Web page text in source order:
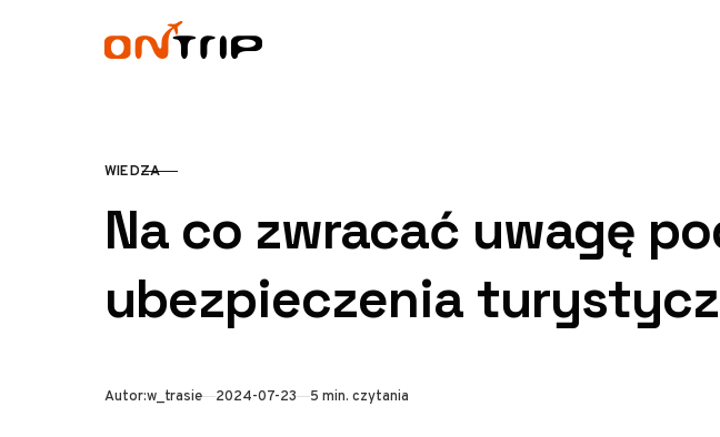
KATEGORIA
WIEDZA
Na co zwracać uwagę
ubezpieczenia
Autor:w_trasie Opublikowano
2024-07-23 5 min. czytania